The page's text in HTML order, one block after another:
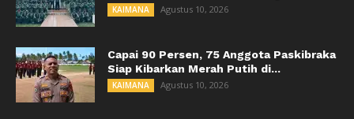
KAIMANA Agustus 10, 2026
Capai 90 Persen, 75 Anggota Paskibraka
Siap Kibarkan Merah Putih di...
KAIMANA Agustus 10, 2026